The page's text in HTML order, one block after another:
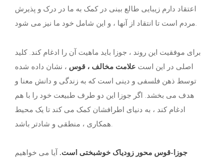
اعتقاد دارم زیبایی طالع بینی در کمک به ما در درک و پذیرش
مردم است تا انتقاد از آنها ، و این شامل خود ما نیز می شود.
برای موفقیت این روند ، جوزا باید ماهیت آن را ادغام کند. کلید
اصلی در این است علامت مخالف ، قوس ، نشان داده شده
توسط ذهن فلسفی و دینی است که به زندگی و دانش معنا و
هدف می بخشد. اگر جوزا این دو طرف طبیعت خود را با هم
ادغام کند ، به دنیای اطرافشان کمک می کند تا یک محیط
جوزا-قوس محور زودیاک خوشبختی است. آیا می خواهیم